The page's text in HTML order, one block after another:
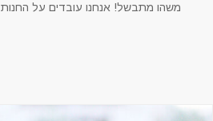
משהו מתבשל! אנחנו עובדים על החנות